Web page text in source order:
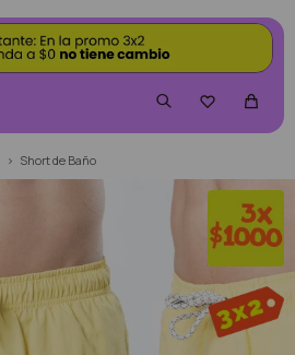

Short de Baño